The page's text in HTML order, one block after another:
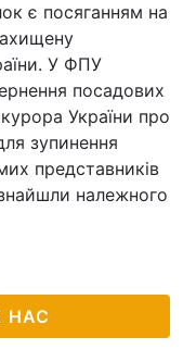
є посяганням на
У ФПУ
посадових
України про
зупинення
представників
належного
НАС